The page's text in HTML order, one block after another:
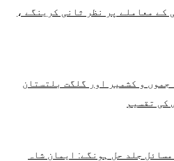
کے معاملے پر نظر ثانی کرینگے ،
جموں و کشمیر اور گلگت بلتستان
جلد حل ہونگے: ایمان شاہ